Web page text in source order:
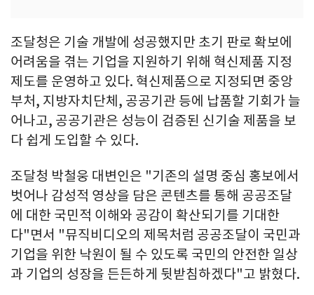
조달청은 기술 개발에 성공했지만 초기 판로 확보에
어려움을 겪는 기업을 지원하기 위해 혁신제품 지정
제도를 운영하고 있다. 혁신제품으로 지정되면 중앙
부처, 지방자치단체, 공공기관 등에 납품할 기회가 늘
어나고, 공공기관은 성능이 검증된 신기술 제품을 보
다 쉽게 도입할 수 있다.
조달청 박철웅 대변인은 "기존의 설명 중심 홍보에서
벗어나 감성적 영상을 담은 콘텐츠를 통해 공공조달
에 대한 국민적 이해와 공감이 확산되기를 기대한
다"면서 "뮤직비디오의 제목처럼 공공조달이 국민과
기업을 위한 낙원이 될 수 있도록 국민의 안전한 일상
과 기업의 성장을 든든하게 뒷받침하겠다"고 밝혔다.